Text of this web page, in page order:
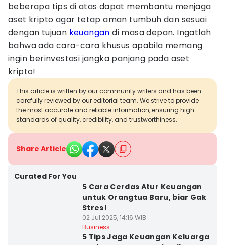
beberapa tips di atas dapat membantu menjaga
aset kripto agar tetap aman tumbuh dan sesuai
dengan tujuan keuangan di masa depan. Ingatlah
bahwa ada cara-cara khusus apabila memang
ingin berinvestasi jangka panjang pada aset
kripto!
This article is written by our community writers and has been
carefully reviewed by our editorial team. We strive to provide
the most accurate and reliable information, ensuring high
standards of quality, credibility, and trustworthiness.
Share Article
Curated For You
5 Cara Cerdas Atur Keuangan
untuk Orangtua Baru, biar Gak
Stres!
02 Jul 2025, 14:16 WIB
Business
5 Tips Jaga Keuangan Keluarga